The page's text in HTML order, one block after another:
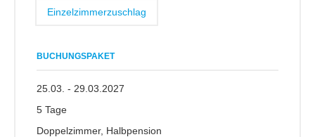
Einzelzimmerzuschlag
BUCHUNGSPAKET
25.03. - 29.03.2027
5 Tage
Doppelzimmer, Halbpension